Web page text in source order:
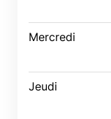
Mercredi
Jeudi